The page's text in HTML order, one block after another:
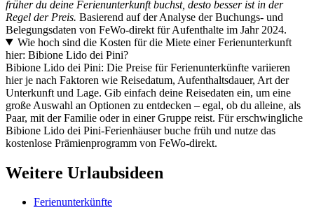
früher du deine Ferienunterkunft buchst, desto besser ist in der
Regel der Preis. Basierend auf der Analyse der Buchungs- und
Belegungsdaten von FeWo-direkt für Aufenthalte im Jahr 2024.
Wie hoch sind die Kosten für die Miete einer Ferienunterkunft
hier: Bibione Lido dei Pini?
Bibione Lido dei Pini: Die Preise für Ferienunterkünfte variieren
hier je nach Faktoren wie Reisedatum, Aufenthaltsdauer, Art der
Unterkunft und Lage. Gib einfach deine Reisedaten ein, um eine
große Auswahl an Optionen zu entdecken – egal, ob du alleine, als
Paar, mit der Familie oder in einer Gruppe reist. Für erschwingliche
Bibione Lido dei Pini-Ferienhäuser buche früh und nutze das
kostenlose Prämienprogramm von FeWo-direkt.
Weitere Urlaubsideen
Ferienunterkünfte